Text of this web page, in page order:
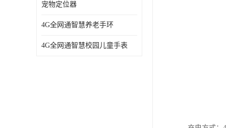
宠物定位器
4G全网通智慧养老手环
4G全网通智慧校园儿童手表